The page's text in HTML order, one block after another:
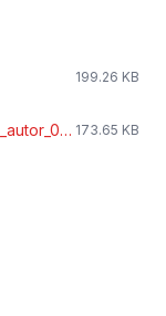
199.26 KB
Lista_radiodifuzori_-_nu_detin_drepturi_autor_07-06-2016.pdf 173.65 KB